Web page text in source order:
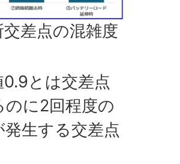
交差点の混雑度
とは交差点
のに2回程度の
生する交差点